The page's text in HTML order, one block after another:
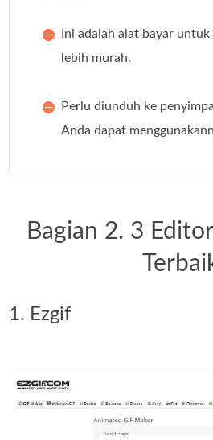
Ini adalah alat bayar
lebih murah.
Perlu diunduh ke
Anda dapat
Bagian 2. 3
1. Ezgif